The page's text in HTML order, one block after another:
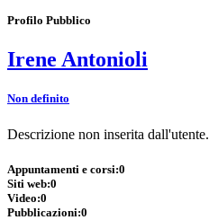
Profilo Pubblico
Irene Antonioli
Non definito
Descrizione non inserita dall'utente.
Appuntamenti e corsi:0
Siti web:0
Video:0
Pubblicazioni:0